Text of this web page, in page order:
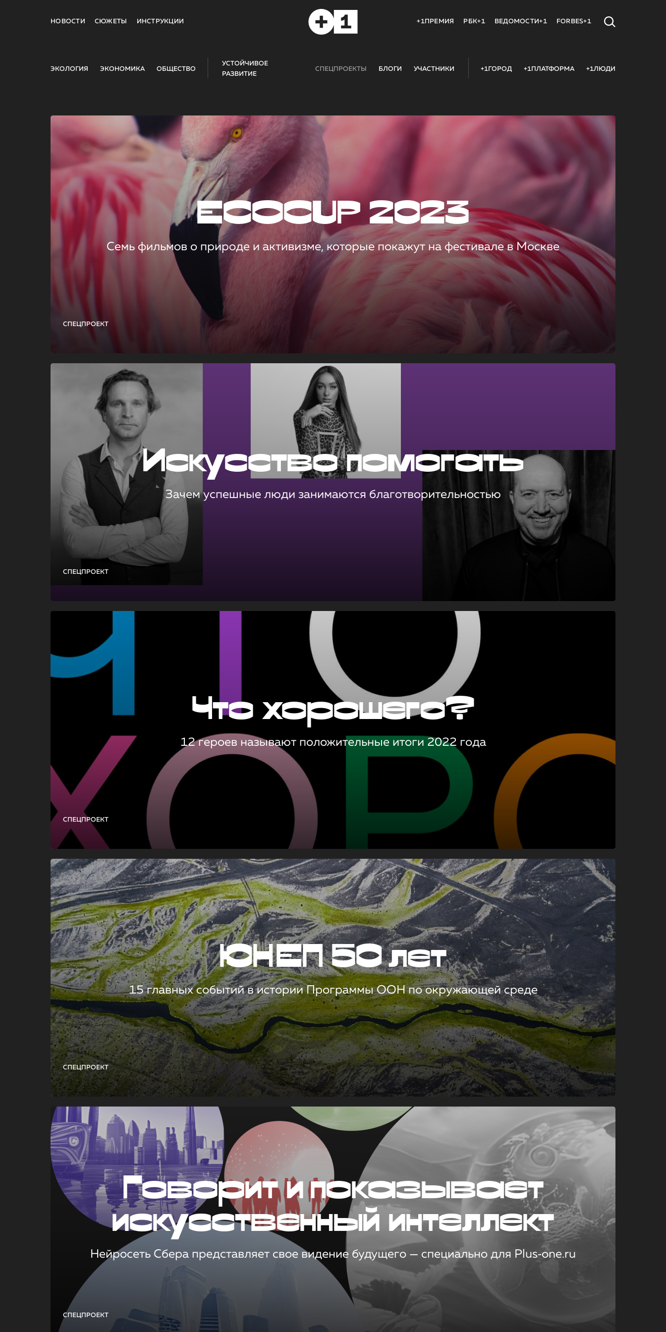
НОВОСТИ СЮЖЕТЫ ИНСТРУКЦИИ +1ПРЕМИЯ РБК+1 ВЕДОМОСТИ+1 FORBES+1
ЭКОЛОГИЯ ЭКОНОМИКА ОБЩЕСТВО
УСТОЙЧИВОЕ
РАЗВИТИЕ
СПЕЦПРОЕКТЫ БЛОГИ УЧАСТНИКИ +1ГОРОД +1ПЛАТФОРМА +1ЛЮДИ
СПЕЦПРОЕКТ
ECOCUP 2023
Семь фильмов о природе и активизме, которые покажут на фестивале в Москве
СПЕЦПРОЕКТ
Искусство помогать
Зачем успешные люди занимаются благотворительностью
СПЕЦПРОЕКТ
Что хорошего?
12 героев называют положительные итоги 2022 года
СПЕЦПРОЕКТ
ЮНЕП 50 лет
15 главных событий в истории Программы ООН по окружающей среде
СПЕЦПРОЕКТ
Говорит и показывает
искусственный интеллект
Нейросеть Сбера представляет свое видение будущего — специально для Plus‑one.ru